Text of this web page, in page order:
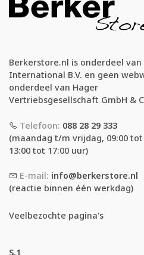
Berkerstore.nl is onderdeel van
International B.V. en geen
onderdeel van Hager
Vertriebsgesellschaft GmbH &
Telefoon: 088 28 29 333
(maandag t/m vrijdag, 09:00 tot
13:00 tot 17:00 uur)
E-mail: info@berkerstore.nl
(reactie binnen één werkdag)
Veelbezochte pagina's
S.1